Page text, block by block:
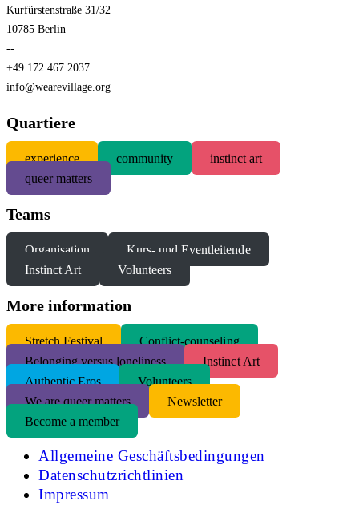
Kurfürstenstraße 31/32
10785 Berlin
--
+49.172.467.2037
info@wearevillage.org
Quartiere
experience community
instinct art
queer matters
Teams
Organisation
Kurs- und Eventleitende
Instinct Art
Volunteers
More information
Stretch Festival
Conflict-counseling
Belonging versus loneliness
Instinct Art
Authentic Eros
Volunteers
We are queer matters
Newsletter
Become a member
Allgemeine Geschäftsbedingungen
Datenschutzrichtlinien
Impressum